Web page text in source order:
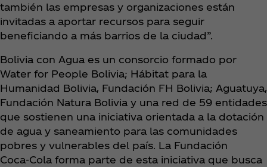
también las empresas y organizaciones están
invitadas a aportar recursos para seguir
beneficiando a más barrios de la ciudad”.
Bolivia con Agua es un consorcio formado por
Water for People Bolivia; Hábitat para la
Humanidad Bolivia, Fundación FH Bolivia; Aguatuya,
Fundación Natura Bolivia y una red de 59 entidades
que sostienen una iniciativa orientada a la dotación
de agua y saneamiento para las comunidades
pobres y vulnerables del país. La Fundación
Coca‑Cola forma parte de esta iniciativa que busca